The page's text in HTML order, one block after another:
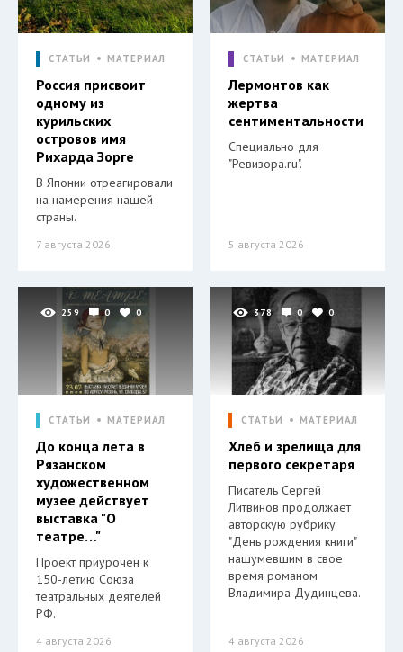
СТАТЬИ МАТЕРИАЛ
Россия присвоит
одному из
курильских
островов имя
Рихарда Зорге
В Японии отреагировали
на намерения нашей
страны.
7 августа 2026
СТАТЬИ МАТЕРИАЛ
Лермонтов как
жертва
сентиментальности
Специально для
"Ревизора.ru".
5 августа 2026
259 0 0
СТАТЬИ МАТЕРИАЛ
До конца лета в
Рязанском
художественном
музее действует
выставка "О
театре…"
Проект приурочен к
150-летию Союза
театральных деятелей
РФ.
4 августа 2026
378 0 0
СТАТЬИ МАТЕРИАЛ
Хлеб и зрелища для
первого секретаря
Писатель Сергей
Литвинов продолжает
авторскую рубрику
"День рождения книги"
нашумевшим в свое
время романом
Владимира Дудинцева.
4 августа 2026